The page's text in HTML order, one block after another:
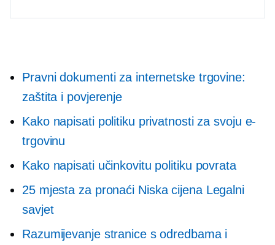
Pravni dokumenti za internetske trgovine:
zaštita i povjerenje
Kako napisati politiku privatnosti za svoju e-
trgovinu
Kako napisati učinkovitu politiku povrata
25 mjesta za pronaći Niska cijenaLegalni
savjet
Razumijevanje stranice s odredbama i